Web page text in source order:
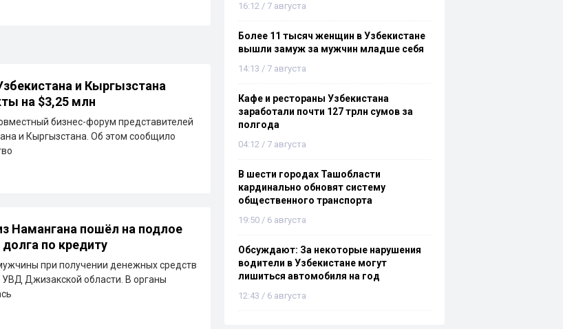
и Кыргызстана
на $3,25 млн
бизнес-форум представителей
и Кыргызстана. Об этом сообщило
Намангана пошёл на подлое
по кредиту
при получении денежных средств
Джизакской области. В органы
16:12 / 7 августа
Более 11 тысяч женщин в Узбекистане
вышли замуж за мужчин младше себя
14:13 / 7 августа
Кафе и рестораны Узбекистана
заработали почти 127 трлн сумов за
полгода
04:12 / 7 августа
В шести городах Ташобласти
кардинально обновят систему
общественного транспорта
19:50 / 6 августа
Обсуждают: За некоторые нарушения
водители в Узбекистане могут
лишиться автомобиля на год
12:43 / 6 августа